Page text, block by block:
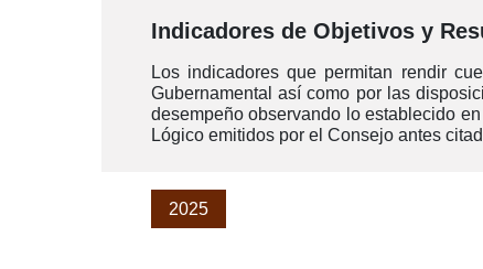
Indicadores de Objetivos y
Los indicadores que permitan rendir
Gubernamental así como por las
desempeño observando lo establecido
Lógico emitidos por el Consejo antes
2025